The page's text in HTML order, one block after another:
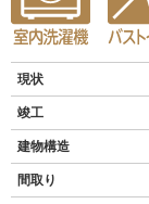
現状
竣工
建物構造
間取り